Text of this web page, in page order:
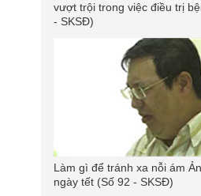
vượt trội trong việc điều trị
- SKSĐ)
Làm gì để tránh xa nỗi ám
ngày tết (Số 92 - SKSĐ)